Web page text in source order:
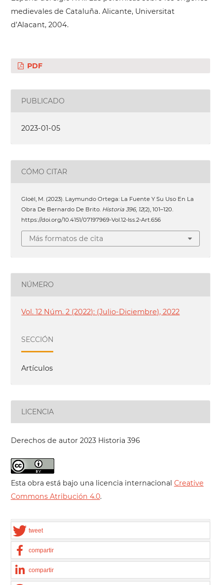
medievales de Cataluña. Alicante, Universitat
d’Alacant, 2004.
PDF
PUBLICADO
2023-01-05
CÓMO CITAR
Gloël, M. (2023). Laymundo Ortega: La Fuente Y Su Uso En La
Obra De Bernardo De Brito. Historia 396, 12(2), 101–120.
https://doi.org/10.4151/07197969-Vol.12-Iss.2-Art.656
Más formatos de cita
NÚMERO
Vol. 12 Núm. 2 (2022): (Julio-Diciembre), 2022
SECCIÓN
Artículos
LICENCIA
Derechos de autor 2023 Historia 396
Esta obra está bajo una licencia internacional Creative
Commons Atribución 4.0.
tweet
compartir
compartir